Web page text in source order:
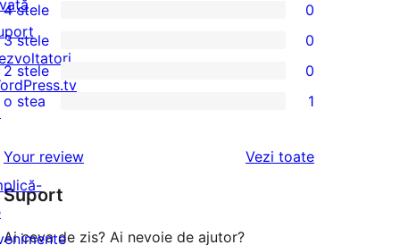
5
–
recenzii
(stele)
4
–
recenzii
4 stele 0
0
3
–
(stele)
3 stele 0
0
2
recenzii
(stele)
2 stele 0
1
–
recenzie
o stea 1
Your review Vezi toaterecenziile
Suport
Ai ceva de zis? Ai nevoie de ajutor?